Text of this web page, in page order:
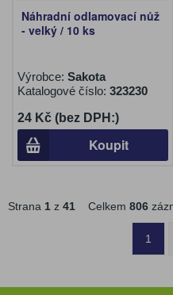
Náhradní odlamovací nůž
- velký / 10 ks
Výrobce: Sakota
Katalogové číslo: 323230
24 Kč (bez DPH:)
Koupit
Strana 1 z 41 Celkem 806
1